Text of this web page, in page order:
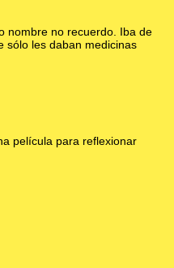
nombre no recuerdo. Iba de
sólo les daban medicinas
película para reflexionar